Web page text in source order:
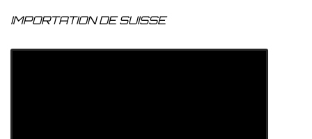
IMPORTATION DE SUISSE